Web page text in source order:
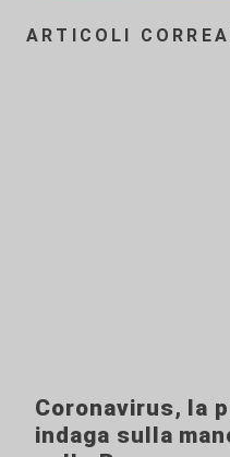
ARTICOLI
Coronavirus, la
indaga sulla